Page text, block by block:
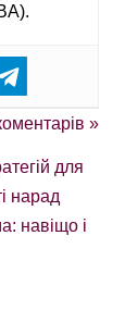
»
для
нарад
навіщо і